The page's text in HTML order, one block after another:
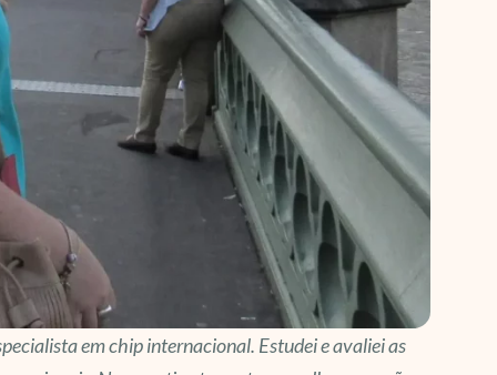
em chip internacional. Estudei e avaliei as